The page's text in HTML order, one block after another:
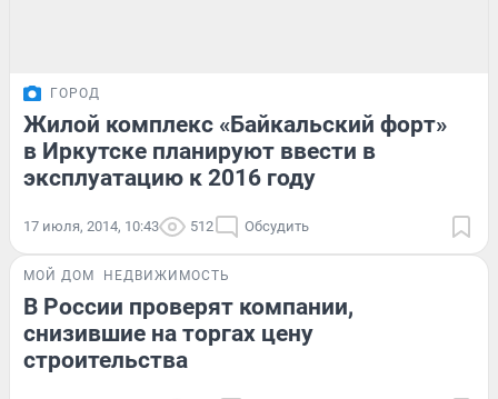
ГОРОД
Жилой комплекс «Байкальский форт»
в Иркутске планируют ввести в
эксплуатацию к 2016 году
17 июля, 2014, 10:43 512 Обсудить
МОЙ ДОМ НЕДВИЖИМОСТЬ
В России проверят компании,
снизившие на торгах цену
строительства